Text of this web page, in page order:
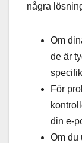
några
Om
de är
För
din e-
Om du